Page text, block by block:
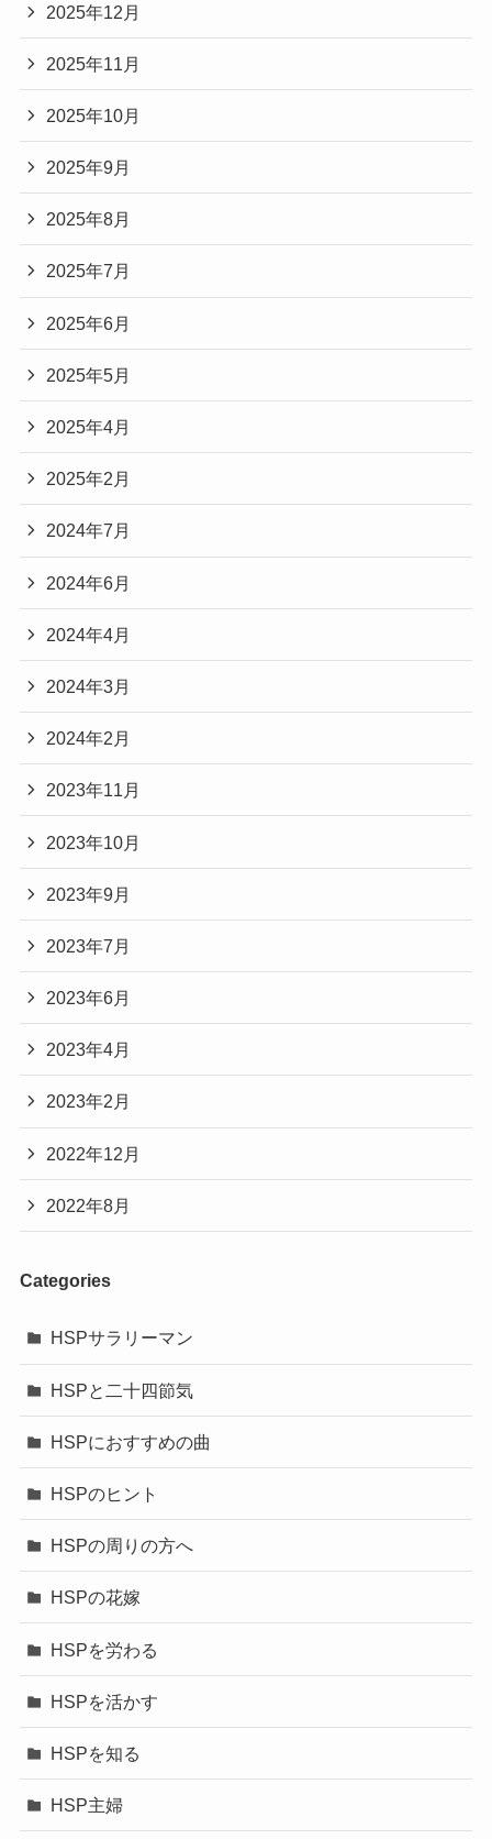
2025年12月
2025年11月
2025年10月
2025年9月
2025年8月
2025年7月
2025年6月
2025年5月
2025年4月
2025年2月
2024年7月
2024年6月
2024年4月
2024年3月
2024年2月
2023年11月
2023年10月
2023年9月
2023年7月
2023年6月
2023年4月
2023年2月
2022年12月
2022年8月
Categories
HSPサラリーマン
HSPと二十四節気
HSPにおすすめの曲
HSPのヒント
HSPの周りの方へ
HSPの花嫁
HSPを労わる
HSPを活かす
HSPを知る
HSP主婦